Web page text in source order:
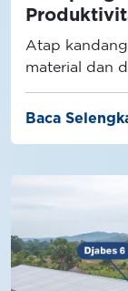
Atap
material dan
besar radiasi
Baca